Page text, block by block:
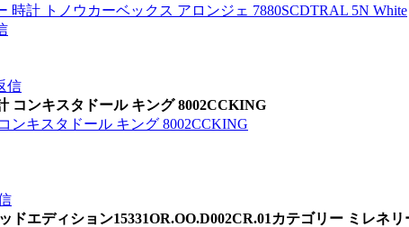
計 トノウカーベックス アロンジェ 7880SCDTRAL 5N White
信
コンキスタドール キング 8002CCKING
ンキスタドール キング 8002CCKING
エディション15331OR.OO.D002CR.01カテゴリー ミレネリ